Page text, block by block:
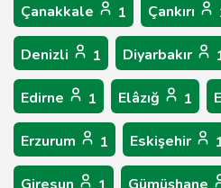
Çanakkale 1 Çankırı
Denizli 1 Diyarbakır
Edirne 1 Elâzığ 1
Erzurum 1 Eskişehir